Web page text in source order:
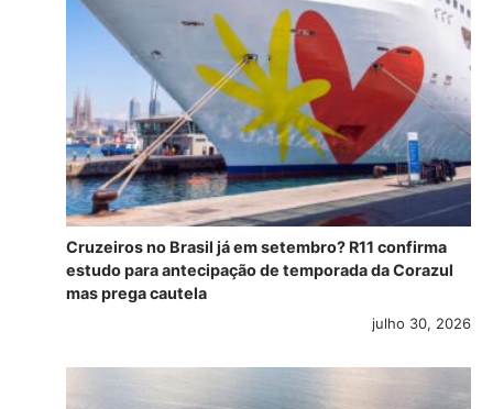
Cruzeiros no Brasil já em setembro? R11 confirma
estudo para antecipação de temporada da Corazul
mas prega cautela
julho 30, 2026